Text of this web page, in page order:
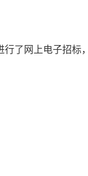
了网上电子招标